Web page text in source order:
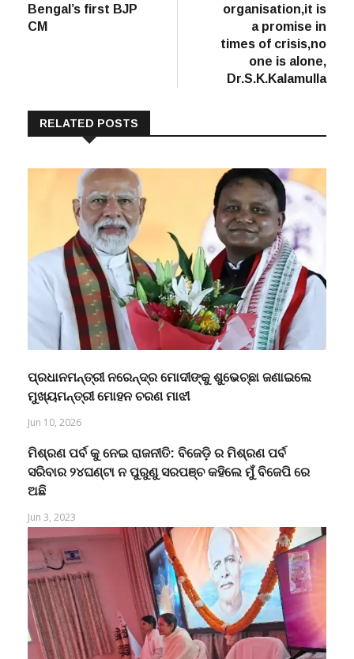
Bengal’s first BJP
CM
organisation,it is
a promise in
times of crisis,no
one is alone,
Dr.S.K.Kalamulla
RELATED POSTS
ପ୍ରଧାନମନ୍ତ୍ରୀ ନରେନ୍ଦ୍ର ମୋଦୀଙ୍କୁ ଶୁଭେଚ୍ଛା ଜଣାଇଲେ
ମୁଖ୍ୟମନ୍ତ୍ରୀ ମୋହନ ଚରଣ ମାଝୀ
Jun 10, 2026
ମିଶ୍ରଣ ପର୍ବ କୁ ନେଇ ରାଜନୀତି: ବିଜେଡ଼ି ର ମିଶ୍ରଣ ପର୍ବ
ସରିବାର ୨୪ଘଣ୍ଟା ନ ପୁରୁଣୁ ସରପଞ୍ଚ କହିଲେ ମୁଁ ବିଜେପି ରେ
ଅଛି
Jun 3, 2023